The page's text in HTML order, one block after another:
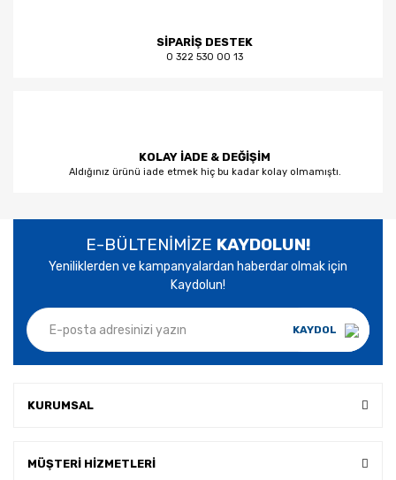
SİPARİŞ DESTEK
0 322 530 00 13
KOLAY İADE & DEĞİŞİM
Aldığınız ürünü iade etmek hiç bu kadar kolay olmamıştı.
E-BÜLTENİMİZE KAYDOLUN!
Yeniliklerden ve kampanyalardan haberdar olmak için
Kaydolun!
KAYDOL
KURUMSAL
MÜŞTERİ HİZMETLERİ